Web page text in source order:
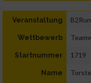
Veranstaltung
Wettbewerb
Startnummer 1719
Name